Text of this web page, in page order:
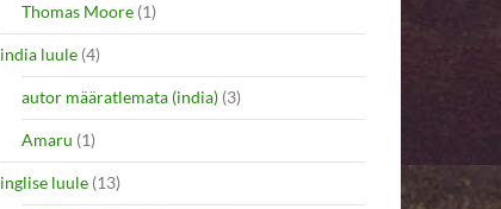
Thomas Moore (1)
india luule (4)
autor määratlemata (india) (3)
Amaru (1)
inglise luule (13)